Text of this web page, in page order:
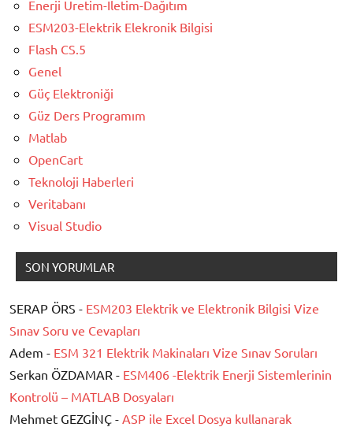
Enerji Üretim-İletim-Dağıtım
ESM203-Elektrik Elekronik Bilgisi
Flash CS.5
Genel
Güç Elektroniği
Güz Ders Programım
Matlab
OpenCart
Teknoloji Haberleri
Veritabanı
Visual Studio
SON YORUMLAR
SERAP ÖRS - ESM203 Elektrik ve Elektronik Bilgisi Vize
Sınav Soru ve Cevapları
Adem - ESM 321 Elektrik Makinaları Vize Sınav Soruları
Serkan ÖZDAMAR - ESM406 -Elektrik Enerji Sistemlerinin
Kontrolü – MATLAB Dosyaları
Mehmet GEZGİNÇ - ASP ile Excel Dosya kullanarak